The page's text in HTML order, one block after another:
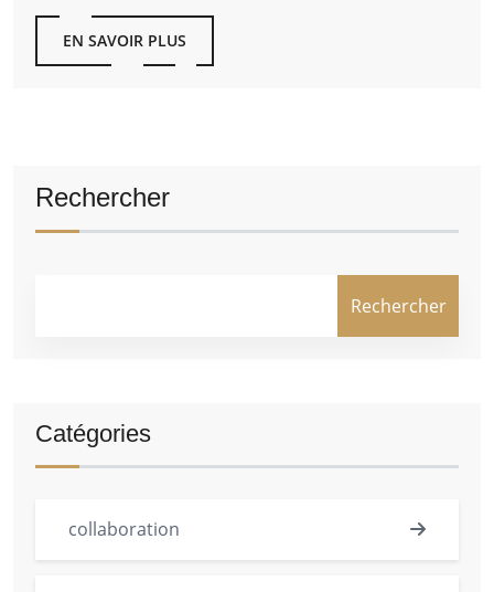
EN SAVOIR PLUS
Rechercher
Rechercher
Catégories
collaboration